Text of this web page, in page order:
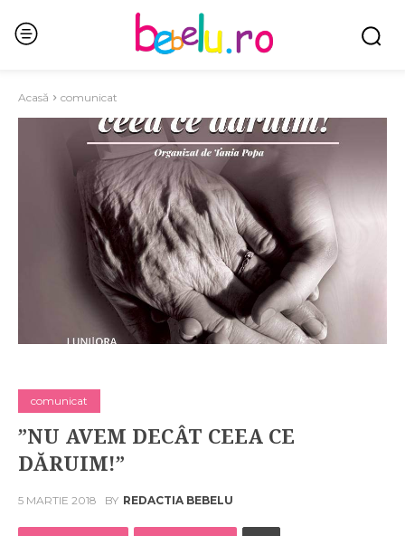
Acasă comunicat
comunicat
”NU AVEM DECÂT CEEA CE
DĂRUIM!”
5 MARTIE 2018 BY REDACTIA BEBELU